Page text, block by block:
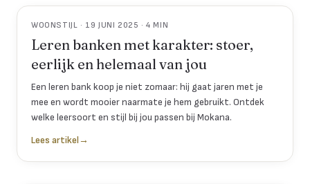
WOONSTIJL · 19 JUNI 2025 · 4 MIN
Leren banken met karakter: stoer,
eerlijk en helemaal van jou
Een leren bank koop je niet zomaar: hij gaat jaren met je
mee en wordt mooier naarmate je hem gebruikt. Ontdek
welke leersoort en stijl bij jou passen bij Mokana.
Lees artikel→